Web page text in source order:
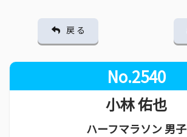
戻 る
No.2540
小林 佑也
ハーフマラソン 男子